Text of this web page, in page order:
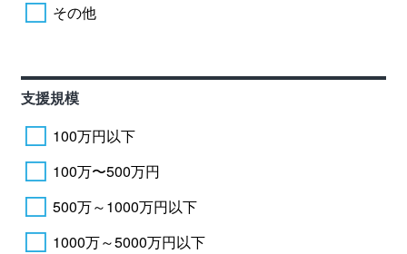
その他
支援規模
100万円以下
100万〜500万円
500万～1000万円以下
1000万～5000万円以下